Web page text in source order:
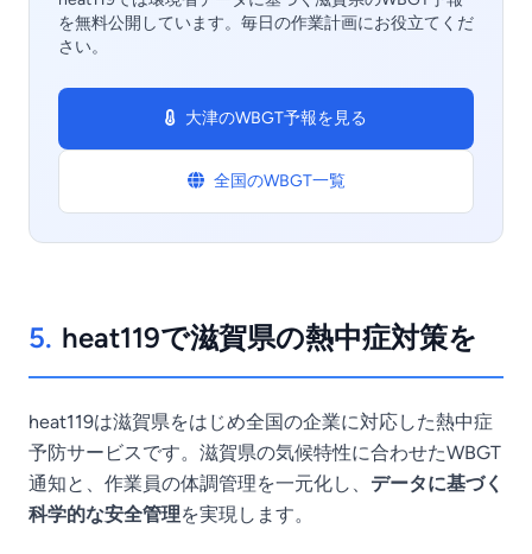
を無料公開しています。毎日の作業計画にお役立てくだ
さい。
大津のWBGT予報を見る
全国のWBGT一覧
5. heat119で滋賀県の熱中症対策を
heat119は滋賀県をはじめ全国の企業に対応した熱中症
予防サービスです。滋賀県の気候特性に合わせたWBGT
通知と、作業員の体調管理を一元化し、 データに基づく
科学的な安全管理を実現します。